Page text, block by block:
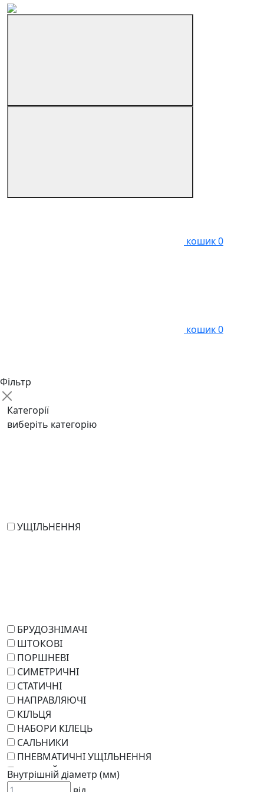
кошик0
кошик0
Фільтр
Категорії
виберіть категорію
УЩІЛЬНЕННЯ
БРУДОЗНІМАЧІ
ШТОКОВІ
ПОРШНЕВІ
СИМЕТРИЧНІ
СТАТИЧНІ
НАПРАВЛЯЮЧІ
КІЛЬЦЯ
НАБОРИ КІЛЕЦЬ
САЛЬНИКИ
ПНЕВМАТИЧНІ УЩІЛЬНЕННЯ
РОТАЦІЙНІ
РЕМКОМПЛЕКТИ
Внутрішній діаметр (мм)